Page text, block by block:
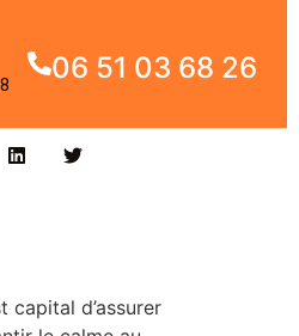
06 51 03 68 26
capital d’assurer